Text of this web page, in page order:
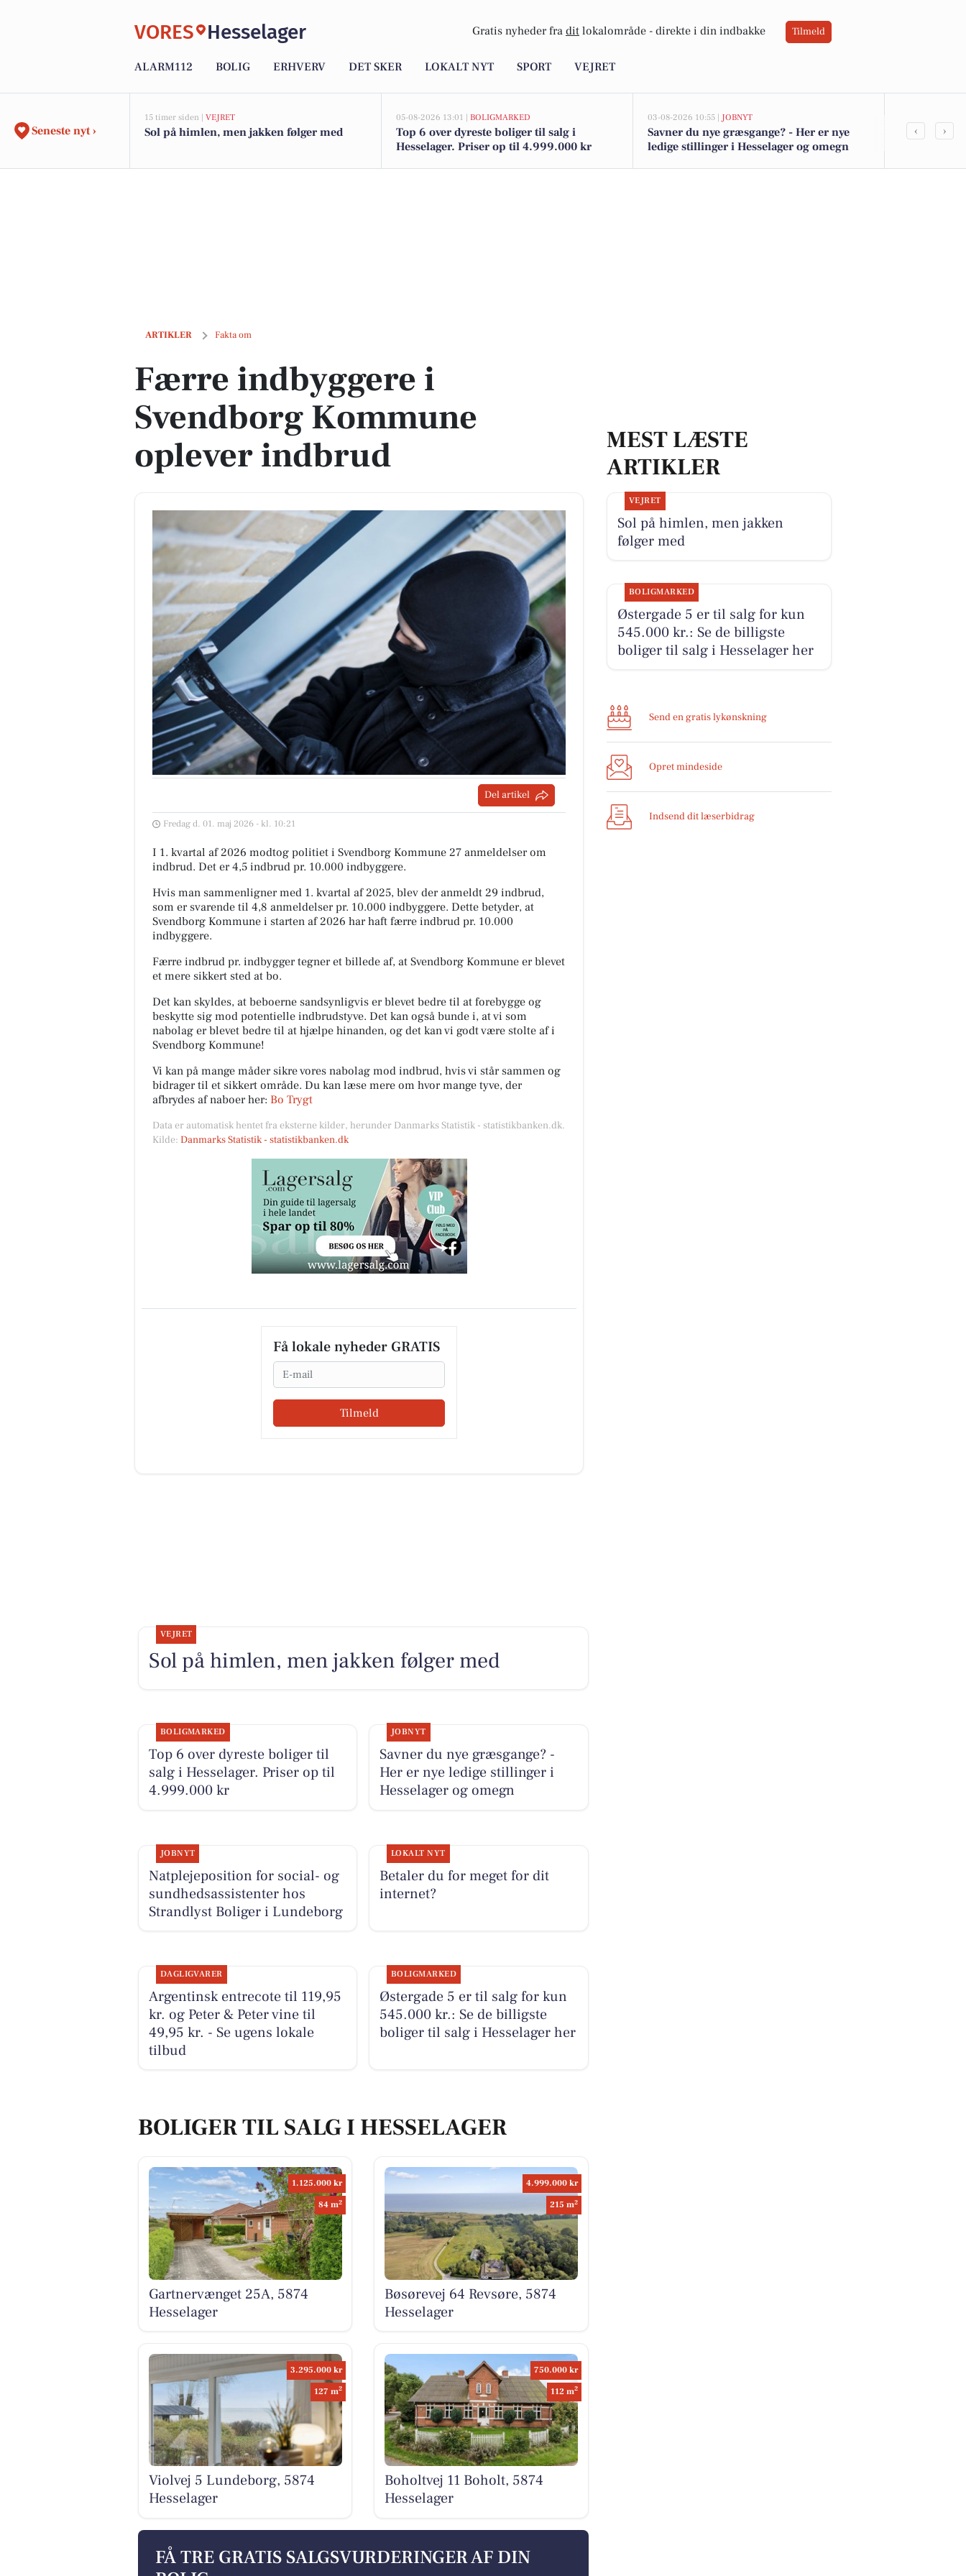
VORES Hesselager Gratis nyheder fra dit lokalområde - direkte i din indbakke Tilmeld
ALARM112 BOLIG ERHVERV DET SKER LOKALT NYT SPORT VEJRET
Seneste nyt ›
15 timer siden | VEJRET
Sol på himlen, men jakken følger med
05-08-2026 13:01 | BOLIGMARKED
Top 6 over dyreste boliger til salg i
Hesselager. Priser op til 4.999.000 kr
03-08-2026 10:55 | JOBNYT
Savner du nye græsgange? - Her er nye
ledige stillinger i Hesselager og omegn
‹ ›
ARTIKLER Fakta om
Færre indbyggere i Svendborg Kommune oplever indbrud
Færre indbyggere i
Svendborg Kommune
oplever indbrud
Del artikel
Fredag d. 01. maj 2026 - kl. 10:21
I 1. kvartal af 2026 modtog politiet i Svendborg Kommune 27 anmeldelser om
indbrud. Det er 4,5 indbrud pr. 10.000 indbyggere.
Hvis man sammenligner med 1. kvartal af 2025, blev der anmeldt 29 indbrud,
som er svarende til 4,8 anmeldelser pr. 10.000 indbyggere. Dette betyder, at
Svendborg Kommune i starten af 2026 har haft færre indbrud pr. 10.000
indbyggere.
Færre indbrud pr. indbygger tegner et billede af, at Svendborg Kommune er blevet
et mere sikkert sted at bo.
Det kan skyldes, at beboerne sandsynligvis er blevet bedre til at forebygge og
beskytte sig mod potentielle indbrudstyve. Det kan også bunde i, at vi som
nabolag er blevet bedre til at hjælpe hinanden, og det kan vi godt være stolte af i
Svendborg Kommune!
Vi kan på mange måder sikre vores nabolag mod indbrud, hvis vi står sammen og
bidrager til et sikkert område. Du kan læse mere om hvor mange tyve, der
afbrydes af naboer her: Bo Trygt
Data er automatisk hentet fra eksterne kilder, herunder Danmarks Statistik - statistikbanken.dk.
Kilde: Danmarks Statistik - statistikbanken.dk
Få lokale nyheder GRATIS
Email
Tilmeld
MEST LÆSTE
ARTIKLER
VEJRET
Sol på himlen, men jakken
følger med
BOLIGMARKED
Østergade 5 er til salg for kun
545.000 kr.: Se de billigste
boliger til salg i Hesselager her
Send en gratis lykønskning
Opret mindeside
Indsend dit læserbidrag
VEJRET
Sol på himlen, men jakken følger med
BOLIGMARKED
Top 6 over dyreste boliger til
salg i Hesselager. Priser op til
4.999.000 kr
JOBNYT
Savner du nye græsgange? -
Her er nye ledige stillinger i
Hesselager og omegn
JOBNYT
Natplejeposition for social- og
sundhedsassistenter hos
Strandlyst Boliger i Lundeborg
LOKALT NYT
Betaler du for meget for dit
internet?
DAGLIGVARER
Argentinsk entrecote til 119,95
kr. og Peter & Peter vine til
49,95 kr. - Se ugens lokale
tilbud
BOLIGMARKED
Østergade 5 er til salg for kun
545.000 kr.: Se de billigste
boliger til salg i Hesselager her
BOLIGER TIL SALG I HESSELAGER
1.125.000 kr
84 m2
Gartnervænget 25A, 5874
Hesselager
4.999.000 kr
215 m2
Bøsørevej 64 Revsøre, 5874
Hesselager
3.295.000 kr
127 m2
Violvej 5 Lundeborg, 5874
Hesselager
750.000 kr
112 m2
Boholtvej 11 Boholt, 5874
Hesselager
FÅ TRE GRATIS SALGSVURDERINGER AF DIN